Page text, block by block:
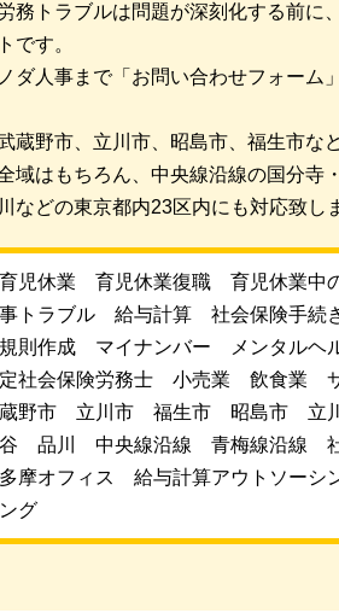
務トラブルは問題が深刻化する前に
です。
ダ人事まで「お問い合わせフォーム
蔵野市、立川市、昭島市、福生市な
域はもちろん、中央線沿線の国分寺
などの東京都内23区内にも対応致し
育児休業 育児休業復職 育児休業
事トラブル 給与計算 社会保険手
規則作成 マイナンバー メンタルヘ
定社会保険労務士 小売業 飲食業
蔵野市 立川市 福生市 昭島市
谷 品川 中央線沿線 青梅線沿線 社
多摩オフィス 給与計算アウトソーシ
ング